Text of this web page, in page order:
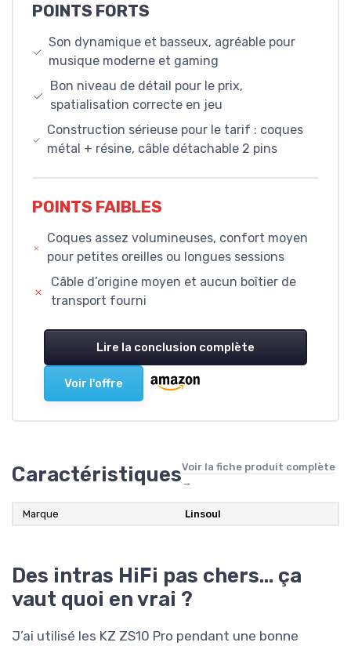
POINTS FORTS
Son dynamique et basseux, agréable pour
musique moderne et gaming
Bon niveau de détail pour le prix,
spatialisation correcte en jeu
Construction sérieuse pour le tarif : coques
métal + résine, câble détachable 2 pins
POINTS FAIBLES
Coques assez volumineuses, confort moyen
pour petites oreilles ou longues sessions
Câble d’origine moyen et aucun boîtier de
transport fourni
Lire la conclusion complète
Voir l'offre
CaractéristiquesVoir la fiche produit complète
→
Marque Linsoul
Des intras HiFi pas chers… ça
vaut quoi en vrai ?
J’ai utilisé les KZ ZS10 Pro pendant une bonne